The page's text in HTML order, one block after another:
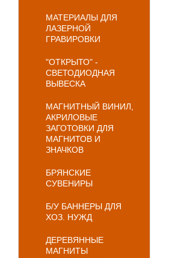
МАТЕРИАЛЫ ДЛЯ
ЛАЗЕРНОЙ
ГРАВИРОВКИ
"ОТКРЫТО" -
СВЕТОДИОДНАЯ
ВЫВЕСКА
МАГНИТНЫЙ ВИНИЛ,
АКРИЛОВЫЕ
ЗАГОТОВКИ ДЛЯ
МАГНИТОВ И
ЗНАЧКОВ
БРЯНСКИЕ
СУВЕНИРЫ
Б/У БАННЕРЫ ДЛЯ
ХОЗ. НУЖД
ДЕРЕВЯННЫЕ
МАГНИТЫ